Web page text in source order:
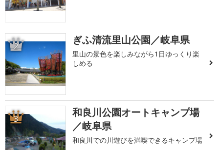
2 ぎふ清流里山公園／岐阜県
里山の景色を楽しみながら1日ゆっくり楽
しめる
3
和良川公園オートキャンプ場
／岐阜県
和良川での川遊びを満喫できるキャンプ場